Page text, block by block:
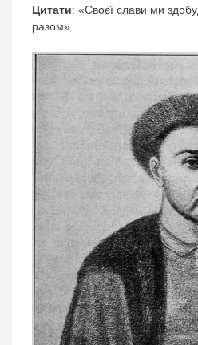
Цитати: «Своєї слави ми
разом».